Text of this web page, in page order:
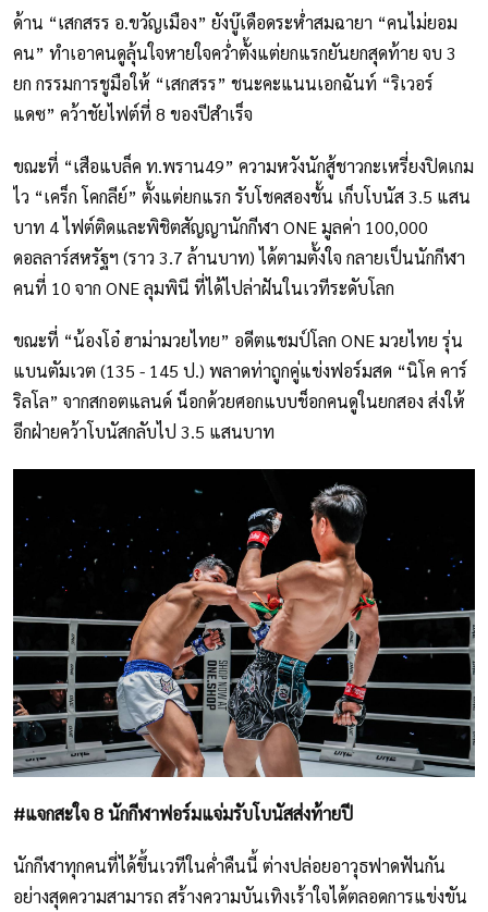
ด้าน “เสกสรร อ.ขวัญเมือง” ยังบู๊เดือดระห่ำสมฉายา “คนไม่ยอม
คน” ทำเอาคนดูลุ้นใจหายใจคว่ำตั้งแต่ยกแรกยันยกสุดท้าย จบ 3
ยก กรรมการชูมือให้ “เสกสรร” ชนะคะแนนเอกฉันท์ “ริเวอร์
แดซ” คว้าชัยไฟต์ที่ 8 ของปีสำเร็จ
ขณะที่ “เสือแบล็ค ท.พราน49” ความหวังนักสู้ชาวกะเหรี่ยงปิดเกม
ไว “เคร็ก โคกลีย์” ตั้งแต่ยกแรก รับโชคสองชั้น เก็บโบนัส 3.5 แสน
บาท 4 ไฟต์ติดและพิชิตสัญญานักกีฬา ONE มูลค่า 100,000
ดอลลาร์สหรัฐฯ (ราว 3.7 ล้านบาท) ได้ตามตั้งใจ กลายเป็นนักกีฬา
คนที่ 10 จาก ONE ลุมพินี ที่ได้ไปล่าฝันในเวทีระดับโลก
ขณะที่ “น้องโอ๋ ฮาม่ามวยไทย” อดีตแชมป์โลก ONE มวยไทย รุ่น
แบนตัมเวต (135 - 145 ป.) พลาดท่าถูกคู่แข่งฟอร์มสด “นิโค คาร์
ริลโล” จากสกอตแลนด์ น็อกด้วยศอกแบบช็อกคนดูในยกสอง ส่งให้
อีกฝ่ายคว้าโบนัสกลับไป 3.5 แสนบาท
#แจกสะใจ 8 นักกีฬาฟอร์มแจ่มรับโบนัสส่งท้ายปี
นักกีฬาทุกคนที่ได้ขึ้นเวทีในค่ำคืนนี้ ต่างปล่อยอาวุธฟาดฟันกัน
อย่างสุดความสามารถ สร้างความบันเทิงเร้าใจได้ตลอดการแข่งขัน